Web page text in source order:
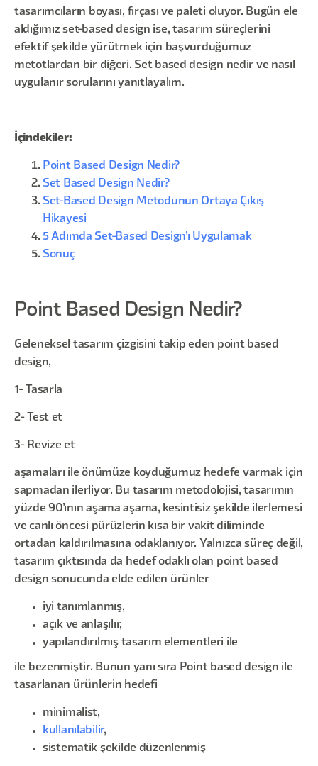
tasarımcıların boyası, fırçası ve paleti oluyor. Bugün ele
aldığımız set-based design ise, tasarım süreçlerini
efektif şekilde yürütmek için başvurduğumuz
metotlardan bir diğeri. Set based design nedir ve nasıl
uygulanır sorularını yanıtlayalım.
İçindekiler:
Point Based Design Nedir?
Set Based Design Nedir?
Set-Based Design Metodunun Ortaya Çıkış
Hikayesi
5 Adımda Set-Based Design’ı Uygulamak
Sonuç
Point Based Design Nedir?
Geleneksel tasarım çizgisini takip eden point based
design,
1- Tasarla
2- Test et
3- Revize et
aşamaları ile önümüze koyduğumuz hedefe varmak için
sapmadan ilerliyor. Bu tasarım metodolojisi, tasarımın
yüzde 90’ının aşama aşama, kesintisiz şekilde ilerlemesi
ve canlı öncesi pürüzlerin kısa bir vakit diliminde
ortadan kaldırılmasına odaklanıyor. Yalnızca süreç değil,
tasarım çıktısında da hedef odaklı olan point based
design sonucunda elde edilen ürünler
iyi tanımlanmış,
açık ve anlaşılır,
yapılandırılmış tasarım elementleri ile
ile bezenmiştir. Bunun yanı sıra Point based design ile
tasarlanan ürünlerin hedefi
minimalist,
kullanılabilir,
sistematik şekilde düzenlenmiş